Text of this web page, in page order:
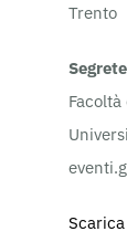
Trento